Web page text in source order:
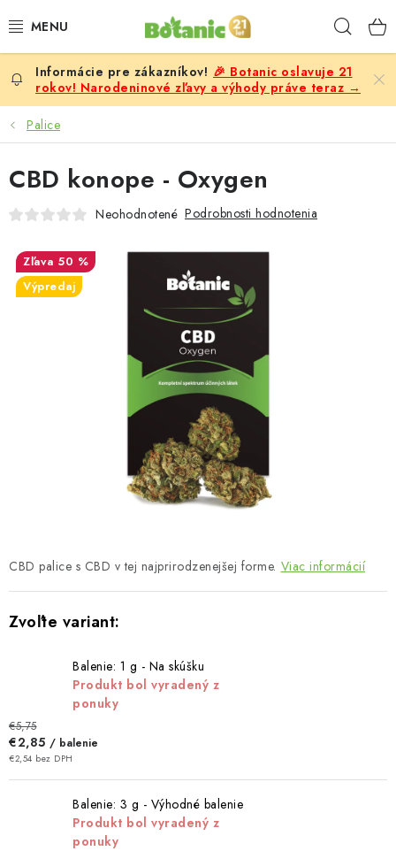
na
PREMIUM
DOPLNKY STRAVY
CIELE
POTRAVINY A NÁPOJE
ZĽAVY, AKCIE
Prečo Botanic?
Kontakty
🎉 Botanic oslavuje 21
rokov! Narodeninové zľavy a výhody práve teraz →
Palice
CBD palice s CBD v tej najprirodzenejšej forme. Viac informácií
Balenie: 1 g - Na skúšku
Produkt bol vyradený z
ponuky
€5,75
€2,85 / balenie
€2,54 bez DPH
Balenie: 3 g - Výhodné balenie
Produkt bol vyradený z
ponuky
CBD konope - Oxygen
Neohodnotené Podrobnosti hodnotenia
50 %
Výpredaj